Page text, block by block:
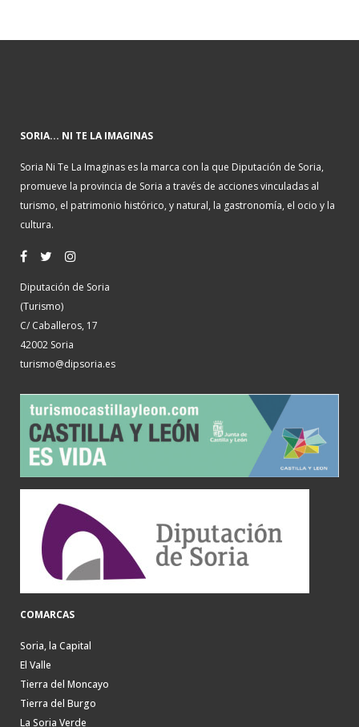
SORIA... NI TE LA IMAGINAS
Soria Ni Te La Imaginas es la marca con la que Diputación de Soria,
promueve la provincia de Soria a través de acciones vinculadas al
turismo, el patrimonio histórico, y natural, la gastronomía, el ocio y la
cultura.
Diputación de Soria
(Turismo)
C/ Caballeros, 17
42002 Soria
turismo@dipsoria.es
COMARCAS
Soria, la Capital
El Valle
Tierra del Moncayo
Tierra del Burgo
La Soria Verde